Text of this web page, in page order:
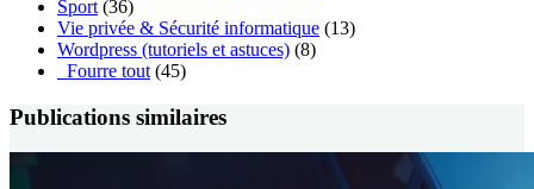
Sport (36)
Vie privée & Sécurité informatique (13)
Wordpress (tutoriels et astuces) (8)
_Fourre tout (45)
Publications similaires